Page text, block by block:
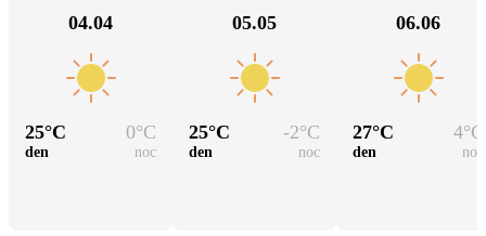
04.04
25°C 0°C
den noc
05.05
25°C -2°C
den noc
06.06
27°C 4°C
den noc